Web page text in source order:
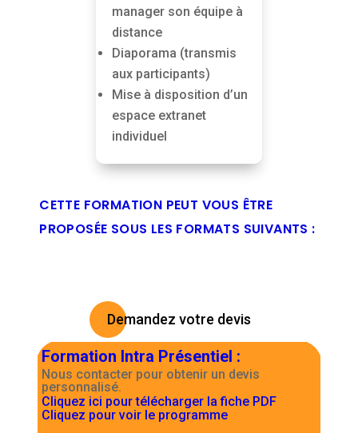
manager son équipe à
distance
Diaporama (transmis
aux participants)
Mise à disposition d’un
espace extranet
individuel
CETTE FORMATION PEUT VOUS ÊTRE
PROPOSÉE SOUS LES FORMATS SUIVANTS :
Demandez votre devis
Formation Intra Présentiel :
Nous contacter pour obtenir un devis
personnalisé.
Cliquez ici pour télécharger la fiche PDF
Cliquez pour voir le programme